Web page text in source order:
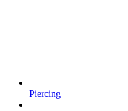
Piercing